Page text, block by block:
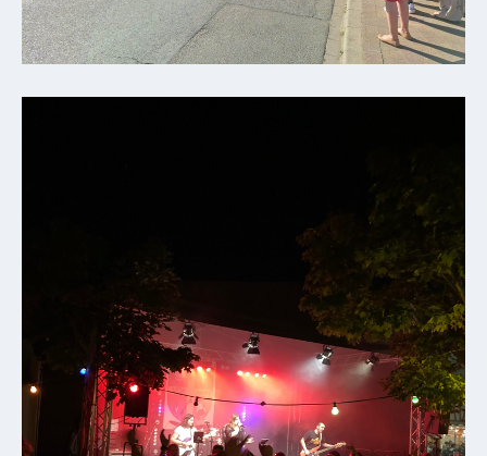
Baumaßnahmen
Abfallentsorgung
Energieversorgung
Wasser-
Abwasser
Defibrillatoren
Katastrophenschutz